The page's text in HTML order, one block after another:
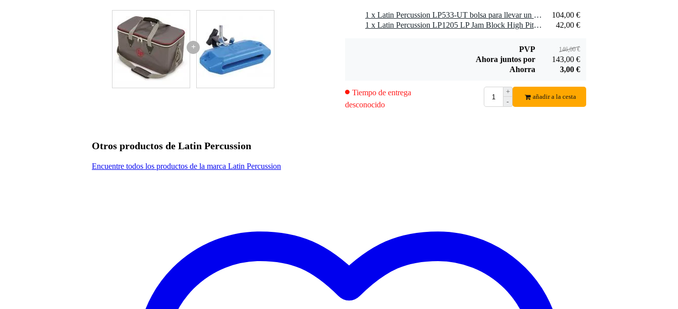
+
1 x Latin Percussion LP533-UT bolsa para llevar un set de bongós Ultra Tek
104,00 €
1 x Latin Percussion LP1205 LP Jam Block High Pitch caja china
42,00 €
PVP 146,00 €
Ahora juntos por
143,00 €
Ahorra
3,00 €
Tiempo de entrega
desconocido
+
-
añadir a la cesta
Otros productos de Latin Percussion
Encuentre todos los productos de la marca Latin Percussion